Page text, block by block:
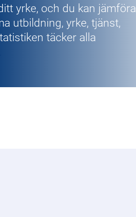
yrke, och du kan jämföra
utbildning, yrke, tjänst,
täcker alla